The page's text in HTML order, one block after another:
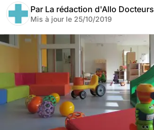
Par La rédaction d'Allo Docteurs
Mis à jour le 25/10/2019